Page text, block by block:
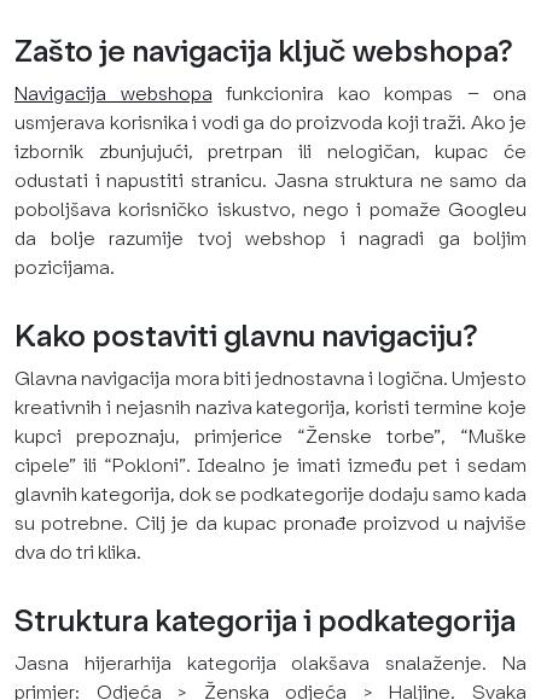
Zašto je navigacija ključ webshopa?
Navigacija webshopa funkcionira kao kompas – ona
usmjerava korisnika i vodi ga do proizvoda koji traži. Ako je
izbornik zbunjujući, pretrpan ili nelogičan, kupac će
odustati i napustiti stranicu. Jasna struktura ne samo da
poboljšava korisničko iskustvo, nego i pomaže Googleu
da bolje razumije tvoj webshop i nagradi ga boljim
pozicijama.
Kako postaviti glavnu navigaciju?
Glavna navigacija mora biti jednostavna i logična. Umjesto
kreativnih i nejasnih naziva kategorija, koristi termine koje
kupci prepoznaju, primjerice “Ženske torbe”, “Muške
cipele” ili “Pokloni”. Idealno je imati između pet i sedam
glavnih kategorija, dok se podkategorije dodaju samo kada
su potrebne. Cilj je da kupac pronađe proizvod u najviše
dva do tri klika.
Struktura kategorija i podkategorija
Jasna hijerarhija kategorija olakšava snalaženje. Na
primjer: Odjeća > Ženska odjeća > Haljine. Svaka